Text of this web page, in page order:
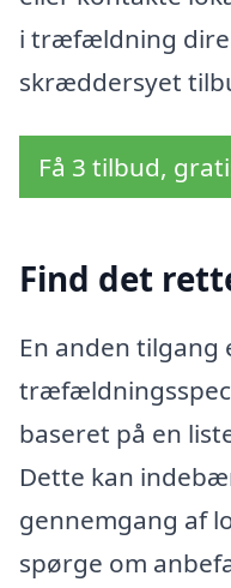
i træfældning
skræddersyet
Få 3 tilbud,
Find det
En anden
baseret på en
Dette kan
gennemgang af
spørge om